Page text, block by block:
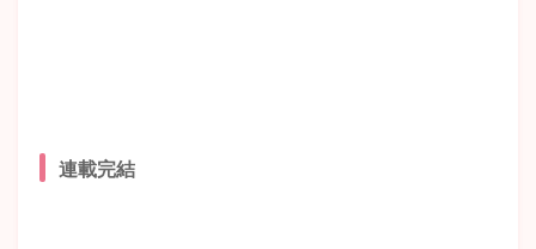
連載完結